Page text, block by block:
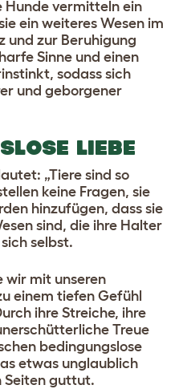
Hunde vermitteln ein
ein weiteres Wesen im
und zur Beruhigung
Sinne und einen
sodass sich
und geborgener
LIEBE
„Tiere sind so
keine Fragen, sie
hinzufügen, dass sie
sind, die ihre Halter
selbst.
wir mit unseren
einem tiefen Gefühl
ihre Streiche, ihre
Treue
bedingungslose
etwas unglaublich
Seiten guttut.